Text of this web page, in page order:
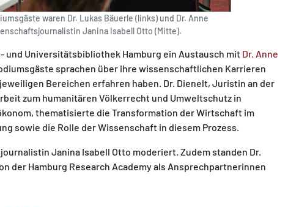
waren Dr. Lukas Bäuerle (links) und Dr. Anne
Janina Isabell Otto (Mitte).
und Universitätsbibliothek Hamburg ein Austausch mit Dr. Anne
sprachen über ihre wissenschaftlichen Karrieren
Bereichen erfahren haben. Dr. Dienelt, Juristin an der
zum humanitären Völkerrecht und Umweltschutz in
thematisierte die Transformation der Wirtschaft im
sowie die Rolle der Wissenschaft in diesem Prozess.
Janina Isabell Otto moderiert. Zudem standen Dr.
der Hamburg Research Academy als Ansprechpartnerinnen